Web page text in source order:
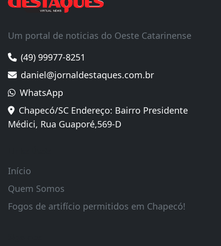
(49) 99977-8251
daniel@jornaldestaques.com.br
WhatsApp
Chapecó/SC Endereço: Bairro Presidente
Links Úteis
Início
Quem Somos